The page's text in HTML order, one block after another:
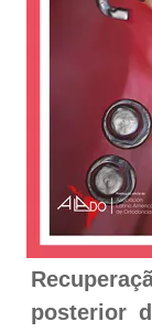
posterior